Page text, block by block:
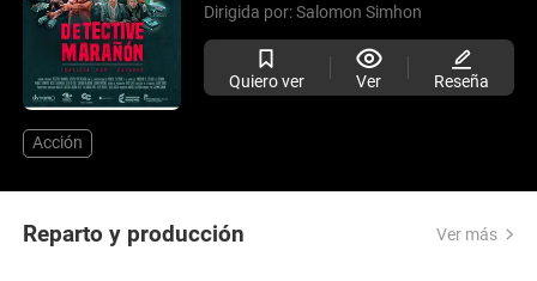
Dirigida por:Salomon Simhon
Quiero ver Ver Reseña
Acción
Reparto y producción Ver más